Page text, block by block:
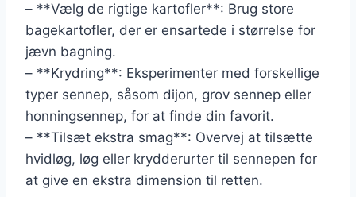
– **Vælg de rigtige kartofler**: Brug store
bagekartofler, der er ensartede i størrelse for
jævn bagning.
– **Krydring**: Eksperimenter med forskellige
typer sennep, såsom dijon, grov sennep eller
honningsennep, for at finde din favorit.
– **Tilsæt ekstra smag**: Overvej at tilsætte
hvidløg, løg eller krydderurter til sennepen for
at give en ekstra dimension til retten.